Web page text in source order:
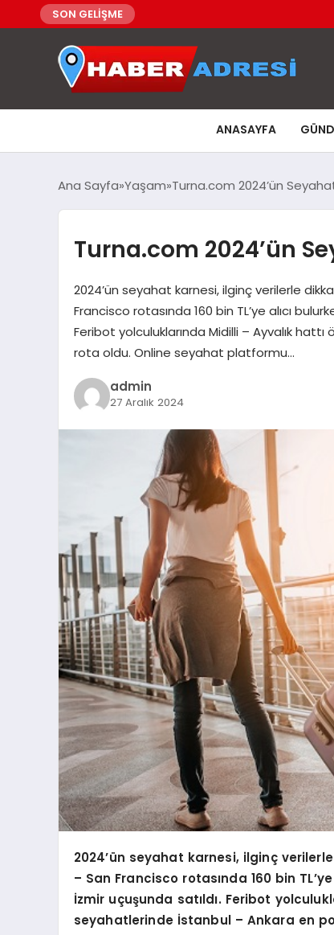
SON GELİŞME
ANASAYFA
Ana Sayfa Yaşam Turna.com 2024’ün
Turna.com 2024’ün
2024’ün seyahat karnesi, ilginç verilerle
Francisco rotasında 160 bin TL’ye alıcı
Feribot yolculuklarında Midilli – Ayvalık
rota oldu. Online seyahat platformu…
admin
27 Aralık 2024
2024’ün seyahat karnesi, ilginç
– San Francisco rotasında 160 bin TL’
İzmir uçuşunda satıldı. Feribot
seyahatlerinde İstanbul – Ankara en